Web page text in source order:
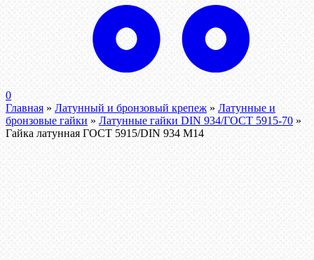
0
Главная » Латунный и бронзовый крепеж » Латунные и
бронзовые гайки » Латунные гайки DIN 934/ГОСТ 5915-70 »
Гайка латунная ГОСТ 5915/DIN 934 М14